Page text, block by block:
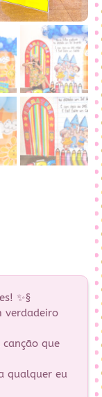
✨§
verdadeiro
que
qualquer eu